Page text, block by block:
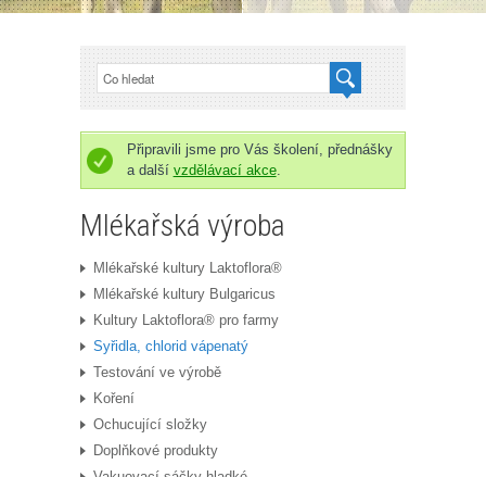
Připravili jsme pro Vás školení, přednášky
a další vzdělávací akce.
Mlékařská výroba
Mlékařské kultury Laktoflora®
Mlékařské kultury Bulgaricus
Kultury Laktoflora® pro farmy
Syřidla, chlorid vápenatý
Testování ve výrobě
Koření
Ochucující složky
Doplňkové produkty